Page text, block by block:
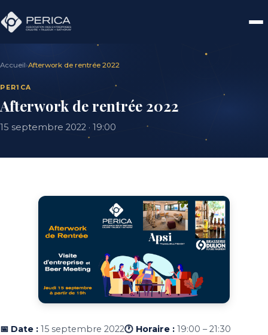
Accueil›Afterwork de rentrée 2022
PERICA
Afterwork de rentrée 2022
15 septembre 2022 · 19:00
📅 Date : 15 septembre 2022🕐 Horaire : 19:00 – 21:30